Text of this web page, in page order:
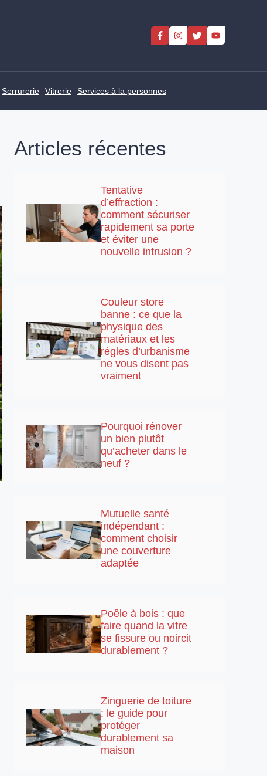
Serrurerie Vitrerie Services à la personnes
Articles récentes
Tentative
d’effraction :
comment sécuriser
rapidement sa porte
et éviter une
nouvelle intrusion ?
Couleur store
banne : ce que la
physique des
matériaux et les
règles d’urbanisme
ne vous disent pas
vraiment
Pourquoi rénover
un bien plutôt
qu’acheter dans le
neuf ?
Mutuelle santé
indépendant :
comment choisir
une couverture
adaptée
Poêle à bois : que
faire quand la vitre
se fissure ou noircit
durablement ?
Zinguerie de toiture
: le guide pour
protéger
durablement sa
maison